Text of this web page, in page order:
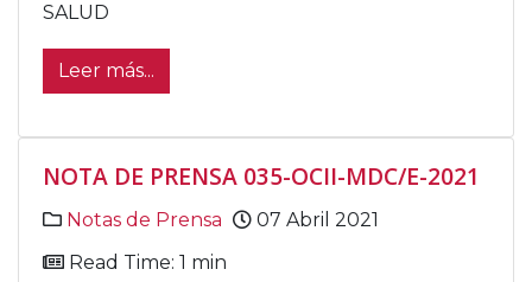
SALUD
Leer más...
NOTA DE PRENSA 035-OCII-MDC/E-2021
Notas de Prensa
07 Abril 2021
Read Time: 1 min